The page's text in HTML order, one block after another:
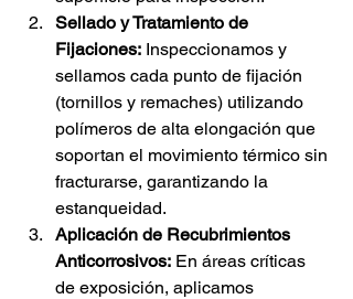
Sellado y Tratamiento de
Fijaciones: Inspeccionamos y
sellamos cada punto de fijación
(tornillos y remaches) utilizando
polímeros de alta elongación que
soportan el movimiento térmico sin
fracturarse, garantizando la
estanqueidad.
Aplicación de Recubrimientos
Anticorrosivos: En áreas críticas
de exposición, aplicamos